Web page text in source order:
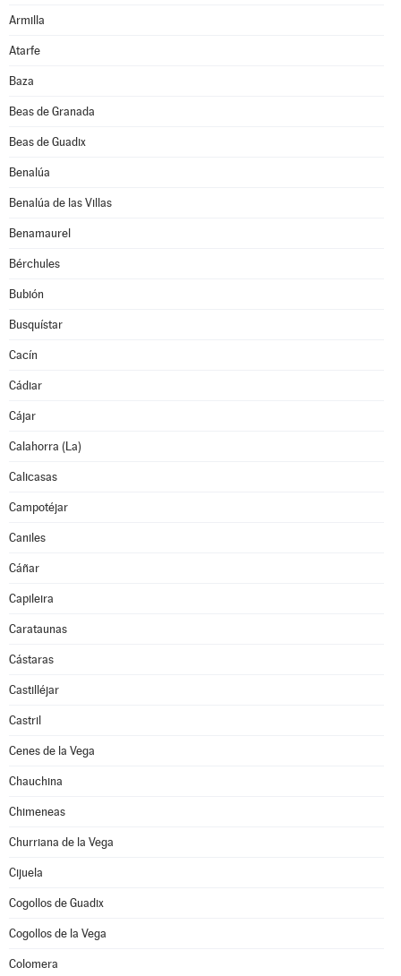
Armilla
Atarfe
Baza
Beas de Granada
Beas de Guadix
Benalúa
Benalúa de las Villas
Benamaurel
Bérchules
Bubión
Busquístar
Cacín
Cádiar
Cájar
Calahorra (La)
Calicasas
Campotéjar
Caniles
Cáñar
Capileira
Carataunas
Cástaras
Castilléjar
Castril
Cenes de la Vega
Chauchina
Chimeneas
Churriana de la Vega
Cijuela
Cogollos de Guadix
Cogollos de la Vega
Colomera